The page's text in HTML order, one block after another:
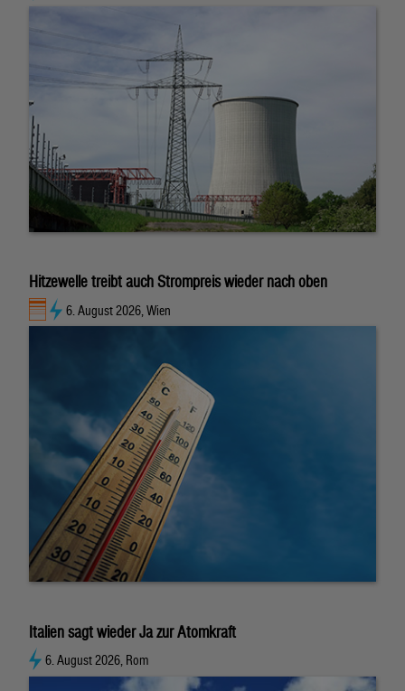
Hitzewelle treibt auch Strompreis wieder nach oben
6. August 2026, Wien
Italien sagt wieder Ja zur Atomkraft
6. August 2026, Rom